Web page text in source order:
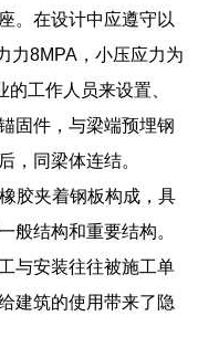
。在设计中应遵守以
力8MPA，小压应力为
工作人员来设置、
固件，与梁端预埋钢
，同梁体连结。
胶夹着钢板构成，具
般结构和重要结构。
与安装往往被施工单
建筑的使用带来了隐